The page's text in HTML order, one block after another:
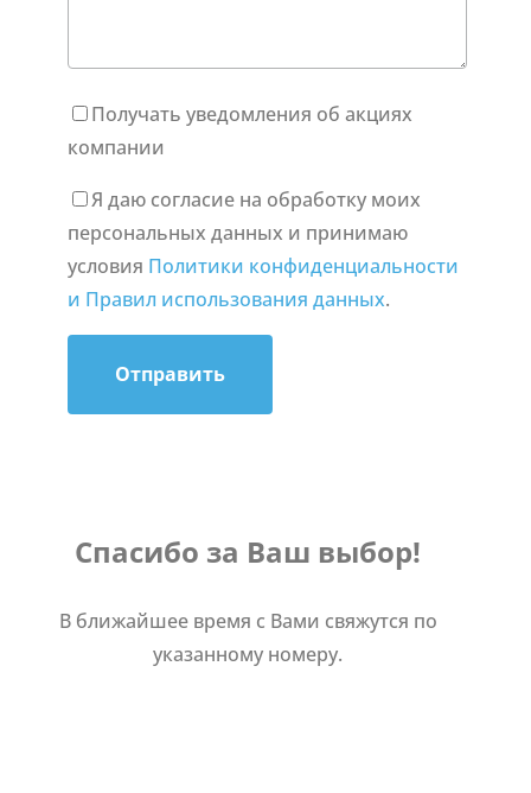
Получать уведомления об акциях
компании
Я даю согласие на обработку моих
персональных данных и принимаю
условия Политики конфиденциальности
и Правил использования данных.
Отправить
Спасибо за Ваш выбор!
В ближайшее время с Вами свяжутся по
указанному номеру.